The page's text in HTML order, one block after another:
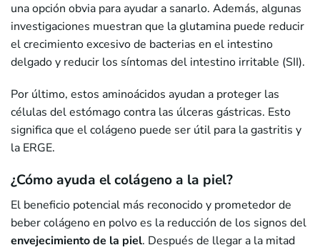
una opción obvia para ayudar a sanarlo. Además, algunas
investigaciones muestran que la glutamina puede reducir
el crecimiento excesivo de bacterias en el intestino
delgado y reducir los síntomas del intestino irritable (SII).
Por último, estos aminoácidos ayudan a proteger las
células del estómago contra las úlceras gástricas. Esto
significa que el colágeno puede ser útil para la gastritis y
la ERGE.
¿Cómo ayuda el colágeno a la piel?
El beneficio potencial más reconocido y prometedor de
beber colágeno en polvo es la reducción de los signos del
envejecimiento de la piel. Después de llegar a la mitad